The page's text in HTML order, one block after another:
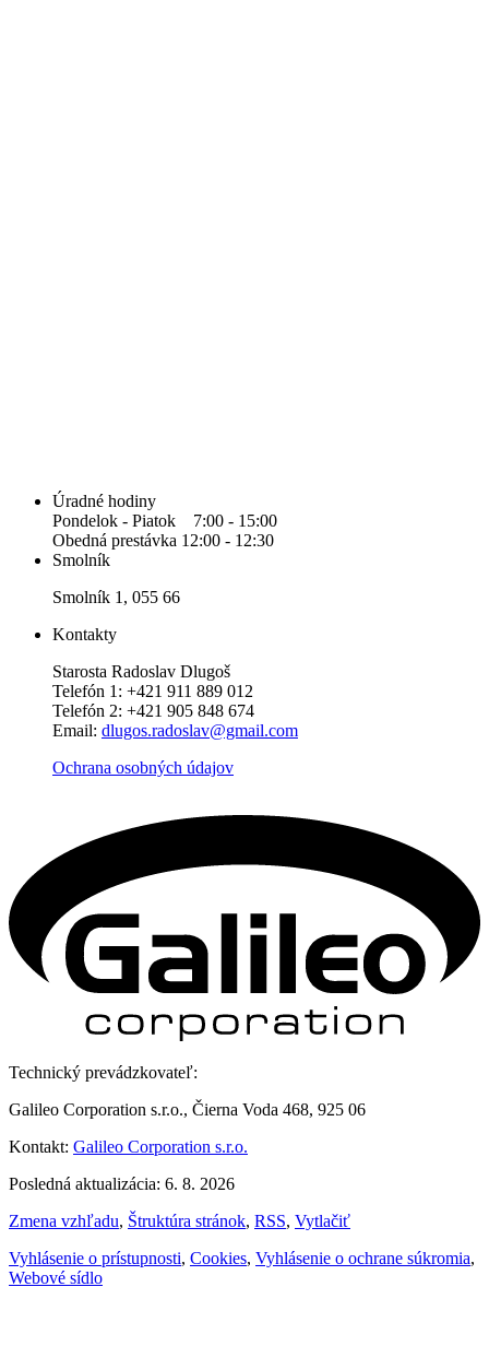
Úradné hodiny
Pondelok - Piatok 7:00 - 15:00
Obedná prestávka 12:00 - 12:30
Smolník
Smolník 1, 055 66
Kontakty
Starosta Radoslav Dlugoš
Telefón 1: +421 911 889 012
Telefón 2: +421 905 848 674
Email: dlugos.radoslav@gmail.com
Ochrana osobných údajov
Technický prevádzkovateľ:
Galileo Corporation s.r.o., Čierna Voda 468, 925 06
Kontakt: Galileo Corporation s.r.o.
Posledná aktualizácia: 6. 8. 2026
Zmena vzhľadu, Štruktúra stránok, RSS, Vytlačiť
Vyhlásenie o prístupnosti, Cookies, Vyhlásenie o ochrane súkromia,
Webové sídlo